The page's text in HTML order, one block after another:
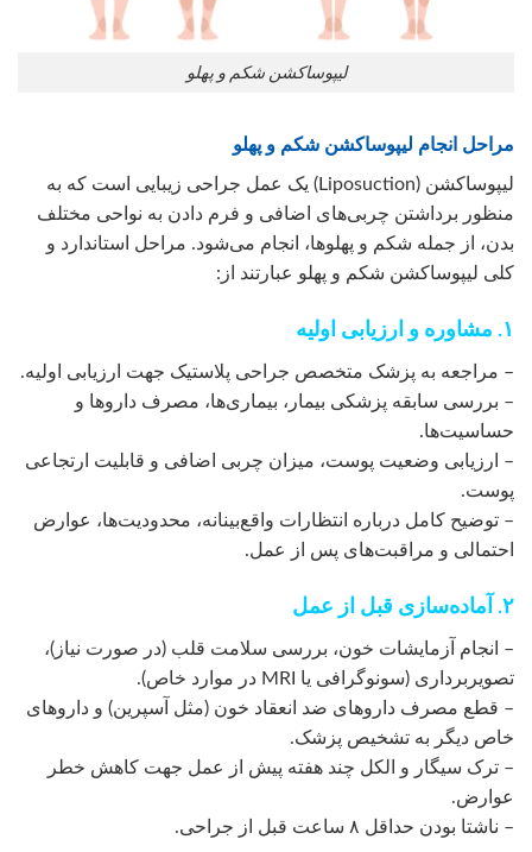
لیپوساکشن شکم و پهلو
مراحل انجام لیپوساکشن شکم و پهلو
لیپوساکشن (Liposuction) یک عمل جراحی زیبایی است که به
منظور برداشتن چربی‌های اضافی و فرم دادن به نواحی مختلف
بدن، از جمله شکم و پهلوها، انجام می‌شود. مراحل استاندارد و
کلی لیپوساکشن شکم و پهلو عبارتند از:
۱. مشاوره و ارزیابی اولیه
– مراجعه به پزشک متخصص جراحی پلاستیک جهت ارزیابی اولیه.
– بررسی سابقه پزشکی بیمار، بیماری‌ها، مصرف داروها و
حساسیت‌ها.
– ارزیابی وضعیت پوست، میزان چربی اضافی و قابلیت ارتجاعی
پوست.
– توضیح کامل درباره انتظارات واقع‌بینانه، محدودیت‌ها، عوارض
احتمالی و مراقبت‌های پس از عمل.
۲. آماده‌سازی قبل از عمل
– انجام آزمایشات خون، بررسی سلامت قلب (در صورت نیاز)،
تصویربرداری (سونوگرافی یا MRI در موارد خاص).
– قطع مصرف داروهای ضد انعقاد خون (مثل آسپرین) و داروهای
خاص دیگر به تشخیص پزشک.
– ترک سیگار و الکل چند هفته پیش از عمل جهت کاهش خطر
عوارض.
– ناشتا بودن حداقل ۸ ساعت قبل از جراحی.